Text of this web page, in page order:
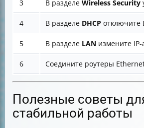
3 В разделе Wireless Security
4 В разделе DHCP отключите
5 В разделе LAN измените
6 Соедините роутеры
Полезные советы
стабильной работы